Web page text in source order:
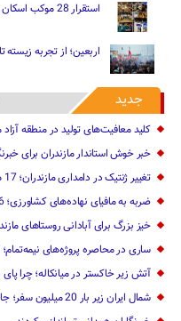
استقرار 28 موکب اسکان زائران در مشهد هم زمان با دهه پایانی صفر
اربعین؛ از تجربه زیسته
جدید
کلید معافیت‌های تولید در منطقه آزاد
خبر خوش استاندار مازندران برای
تغییر ژنتیک‌ در دامداری مازندران؛ 17 هزار رأس دام سنگین ‌اصلاح نژاد شد
ضربه ‌به مافیای نهاده‌های کشاورزی؛ 176 کیسه کود شیمیایی توقیف شد
خیز بزرگ برای آبادانی روستاهای مازندران؛ 850 طرح هادی
ساری در محاصره پروژه‌های نیمه‌تمام؛ 324 سالهاست خاک می‌خورد!
آتش زیر خاکستر در میانکاله؛ چرا
شمال ایران زیر بار 20 میلیون سفر؛ جاده‌هایی که دیگر نفس نمی‌کشند!